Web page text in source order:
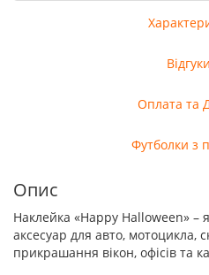
Оплата та
Футболки з
Опис
Наклейка «Happy Halloween» –
аксесуар для авто, мотоцикла,
прикрашання вікон, офісів та